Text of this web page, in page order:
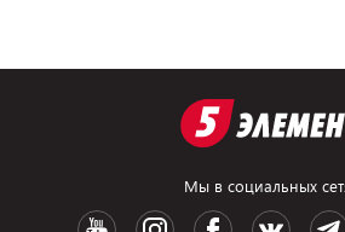
Мы в социальных